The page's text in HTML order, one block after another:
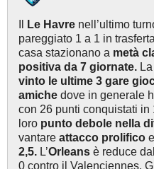
Le Havre nell’ultimo
pareggiato 1 a 1 in
casa stazionano a metà
positiva da 7 giornate.
vinto le ultime 3 gare
amiche dove in generale
con 26 punti conquistati in
loro punto debole nella
vantare attacco prolifico e
2,5. L’Orleans è reduce
0 contro il Valenciennes.